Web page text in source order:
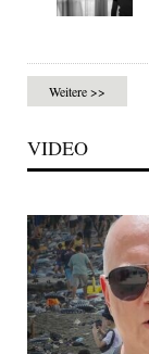
Weitere >>
VIDEO